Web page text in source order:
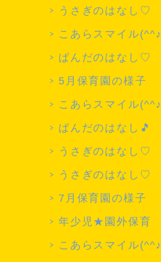
うさぎのはなし♡
こあらスマイル(^^♪
ぱんだのはなし♡
5月保育園の様子
こあらスマイル(^^♪
ぱんだのはなし🎵
うさぎのはなし♡
うさぎのはなし♡
7月保育園の様子
年少児★園外保育
こあらスマイル(^^♪